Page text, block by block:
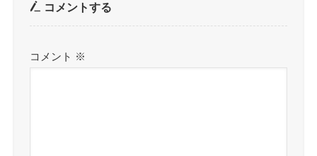
コメントする
コメント ※